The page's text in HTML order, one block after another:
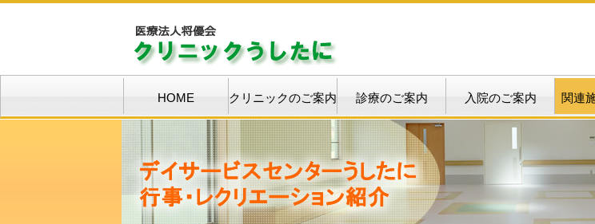
HOME クリニックのご案内 診療のご案内 入院のご案内 関連